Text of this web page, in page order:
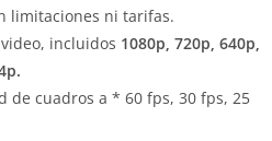
limitaciones ni tarifas.
incluidos 1080p, 720p, 640p,
de cuadros a * 60 fps, 30 fps, 25